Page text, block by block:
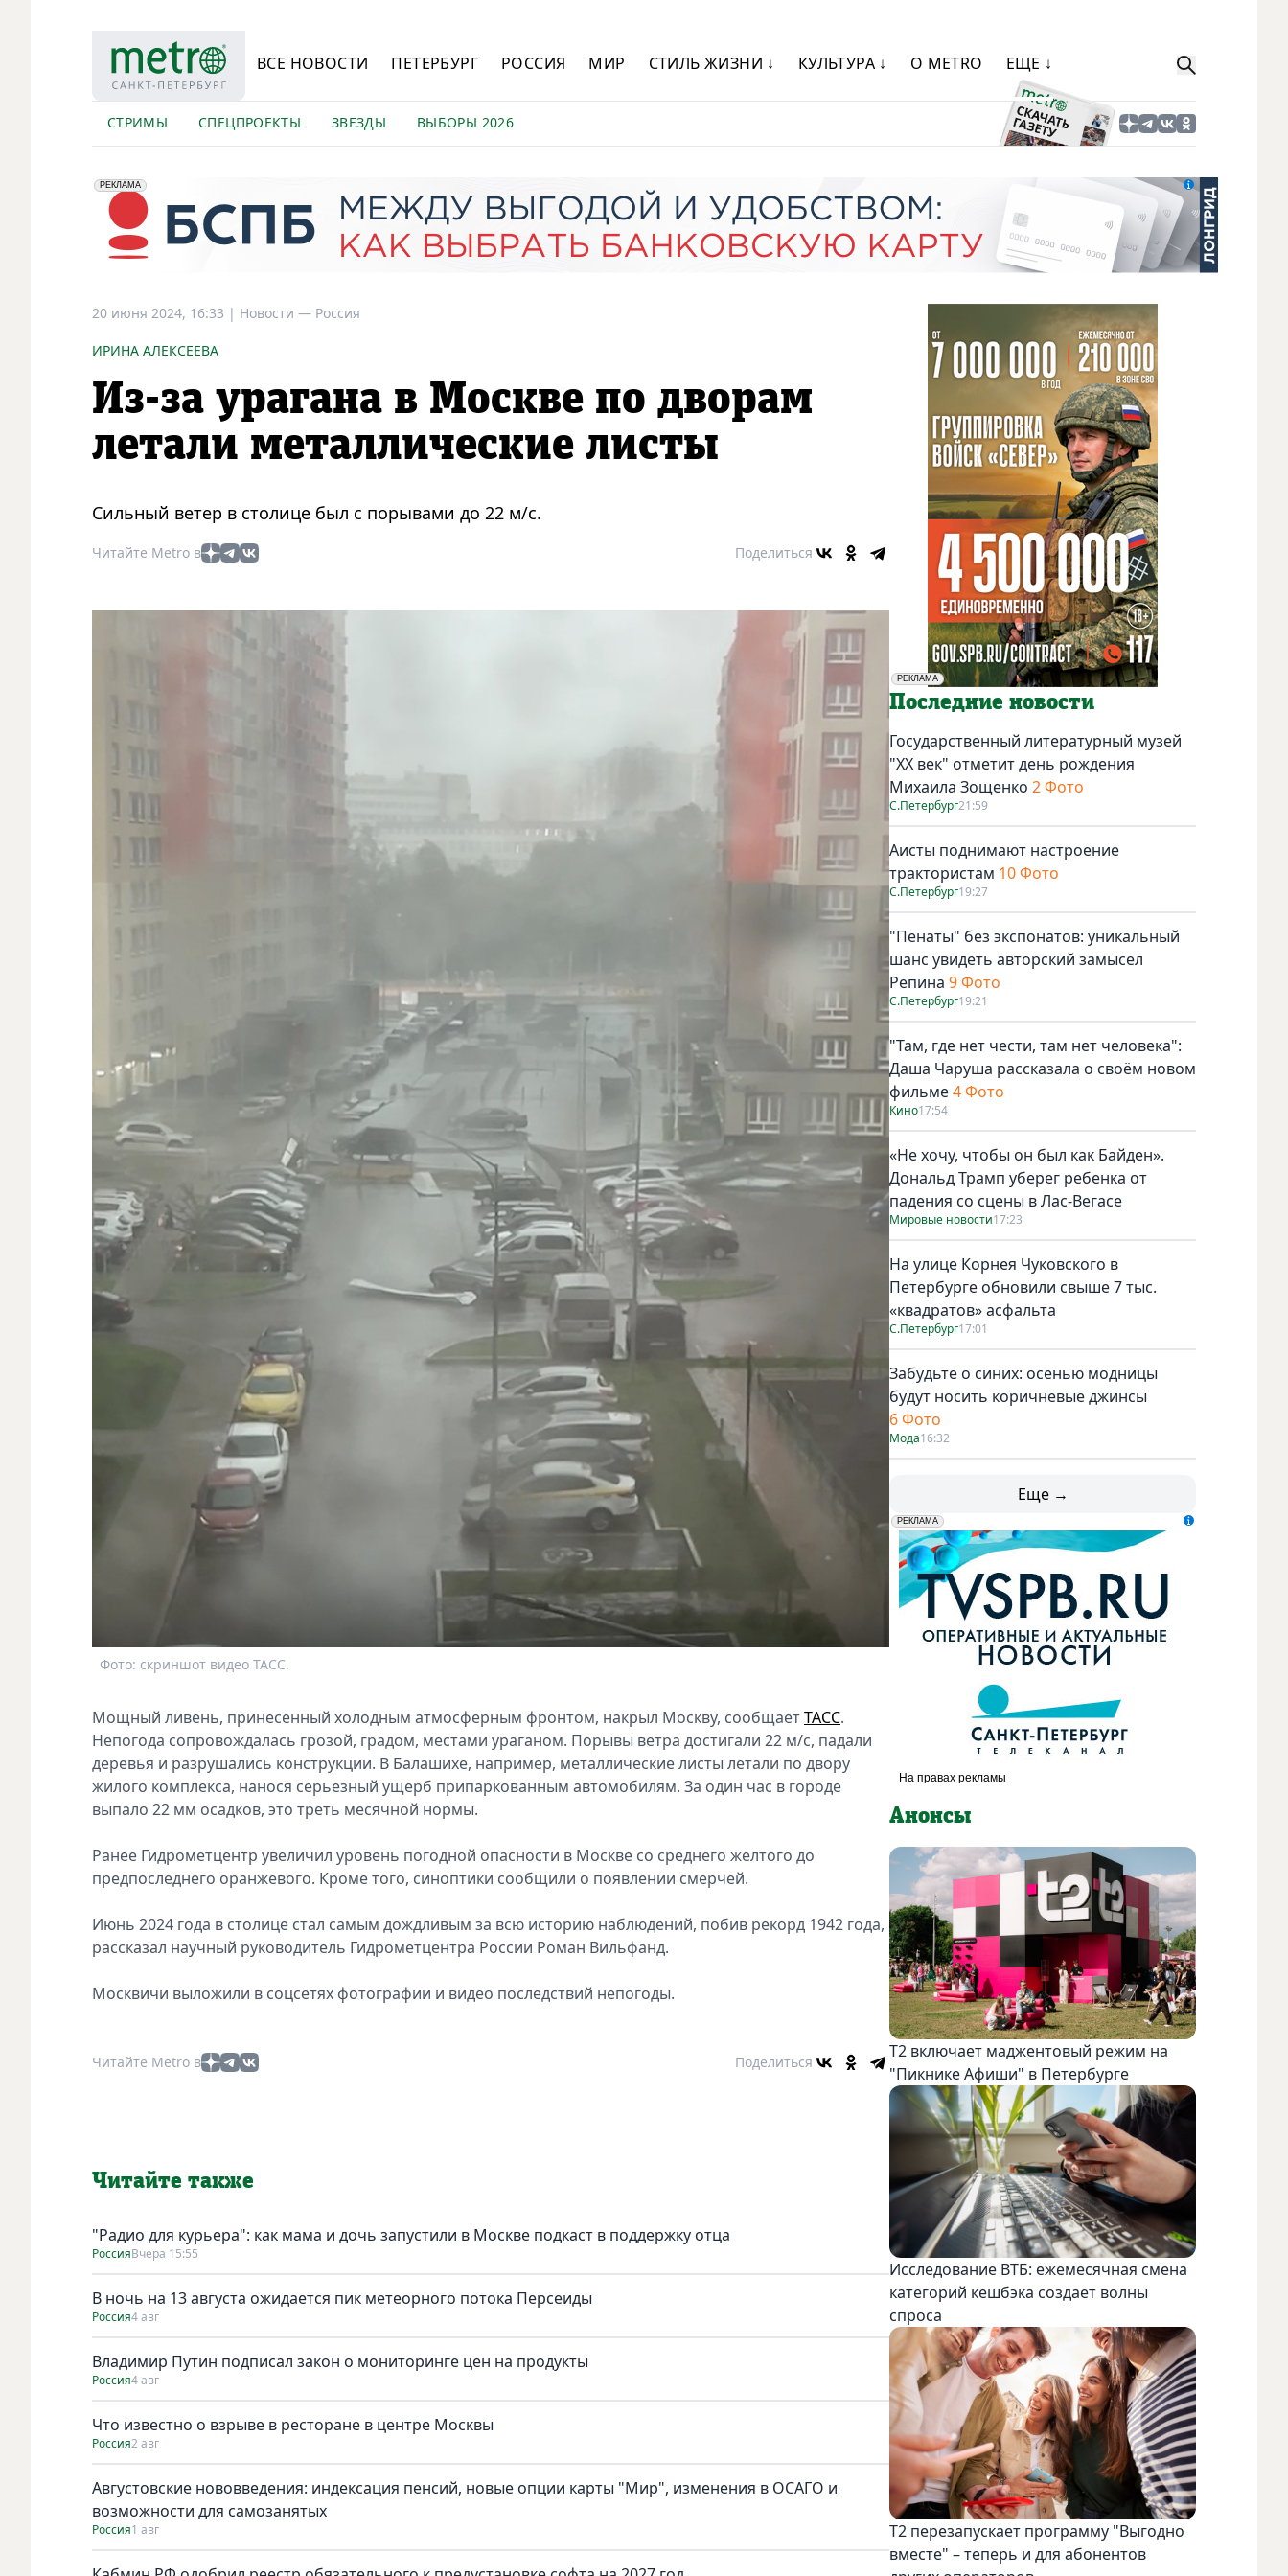
ВСЕ НОВОСТИ ПЕТЕРБУРГ РОССИЯ МИР СТИЛЬ ЖИЗНИ ↓ КУЛЬТУРА ↓ О METRO ЕЩЕ ↓
СТРИМЫ СПЕЦПРОЕКТЫ ЗВЕЗДЫ ВЫБОРЫ 2026
erid: 2VfnxyFybV5
РЕКЛАМА
ПАО "Банк "Санкт-Петербург", ИНН: 7831000027
20 июня 2024, 16:33 | Новости — Россия
ИРИНА АЛЕКСЕЕВА
Из-за урагана в Москве по дворам
летали металлические листы
Сильный ветер в столице был с порывами до 22 м/с.
Читайте Metro в Поделиться
Фото: скриншот видео ТАСС.
Мощный ливень, принесенный холодным атмосферным фронтом, накрыл Москву, сообщаетТАСС.
Непогода сопровождалась грозой, градом, местами ураганом. Порывы ветра достигали 22 м/с, падали
деревья и разрушались конструкции. В Балашихе, например, металлические листы летали по двору
жилого комплекса, нанося серьезный ущерб припаркованным автомобилям. За один час в городе
выпало 22 мм осадков, это треть месячной нормы.
Ранее Гидрометцентр увеличил уровень погодной опасности в Москве со среднего желтого до
предпоследнего оранжевого. Кроме того, синоптики сообщили о появлении смерчей.
Июнь 2024 года в столице стал самым дождливым за всю историю наблюдений, побив рекорд 1942 года,
рассказал научный руководитель Гидрометцентра России Роман Вильфанд.
Москвичи выложили в соцсетях фотографии и видео последствий непогоды.
Читайте Metro в Поделиться
Читайте также
"Радио для курьера": как мама и дочь запустили в Москве подкаст в поддержку отца
РоссияВчера 15:55
В ночь на 13 августа ожидается пик метеорного потока Персеиды
Россия4 авг
Владимир Путин подписал закон о мониторинге цен на продукты
Россия4 авг
Что известно о взрыве в ресторане в центре Москвы
Россия2 авг
Августовские нововведения: индексация пенсий, новые опции карты "Мир", изменения в ОСАГО и
возможности для самозанятых
Россия1 авг
РЕКЛАМА
Социальная реклама
Последние новости
Государственный литературный музей
"ХХ век" отметит день рождения
Михаила Зощенко 2 Фото
С.Петербург21:59
Аисты поднимают настроение
трактористам 10 Фото
С.Петербург19:27
"Пенаты" без экспонатов: уникальный
шанс увидеть авторский замысел
Репина 9 Фото
С.Петербург19:21
"Там, где нет чести, там нет человека":
Даша Чаруша рассказала о своём новом
фильме4 Фото
Кино17:54
«Не хочу, чтобы он был как Байден».
Дональд Трамп уберег ребенка от
падения со сцены в Лас-Вегасе
Мировые новости17:23
На улице Корнея Чуковского в
Петербурге обновили свыше 7 тыс.
«квадратов» асфальта
С.Петербург17:01
Забудьте о синих: осенью модницы
будут носить коричневые джинсы
6 Фото
Мода16:32
Еще →
erid: LdtCK5udn
РЕКЛАМА
АО "ГАТР", ИНН: 7841320717
Анонсы
Т2 включает маджентовый режим на
"Пикнике Афиши" в Петербурге
Исследование ВТБ: ежемесячная смена
категорий кешбэка создает волны
спроса
Т2 перезапускает программу "Выгодно
вместе" – теперь и для абонентов